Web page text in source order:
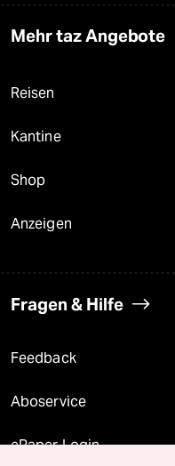
Mehr taz Angebote
Reisen
Kantine
Shop
Anzeigen
Fragen & Hilfe
Feedback
Aboservice
ePaper Login